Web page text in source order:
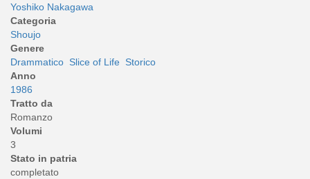
Yoshiko Nakagawa
Categoria
Shoujo
Genere
Drammatico Slice of Life Storico
Anno
1986
Tratto da
Romanzo
Volumi
3
Stato in patria
completato